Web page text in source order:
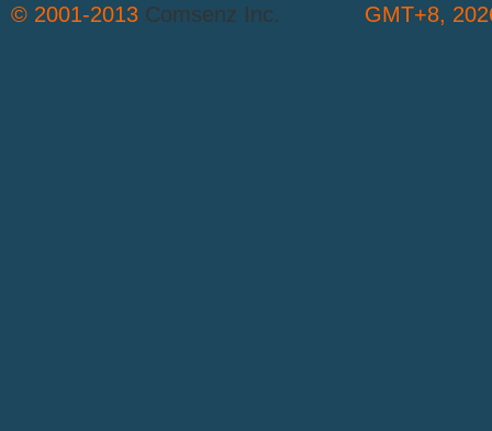
GMT+8,
© 2001-2013 Comsenz Inc.